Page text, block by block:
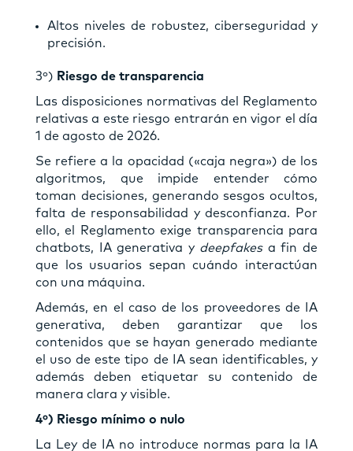
Altos niveles de robustez, ciberseguridad y
precisión.
3º) Riesgo de transparencia
Las disposiciones normativas del Reglamento
relativas a este riesgo entrarán en vigor el día
1 de agosto de 2026.
Se refiere a la opacidad («caja negra») de los
algoritmos, que impide entender cómo
toman decisiones, generando sesgos ocultos,
falta de responsabilidad y desconfianza. Por
ello, el Reglamento exige transparencia para
chatbots, IA generativa y deepfakesa fin de
que los usuarios sepan cuándo interactúan
con una máquina.
Además, en el caso de los proveedores de IA
generativa, deben garantizar que los
contenidos que se hayan generado mediante
el uso de este tipo de IA sean identificables, y
además deben etiquetar su contenido de
manera clara y visible.
4º) Riesgo mínimo o nulo
La Ley de IA no introduce normas para la IA